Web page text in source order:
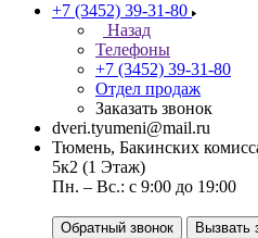
+7 (3452) 39-31-80
Назад
Телефоны
+7 (3452) 39-31-80
Отдел продаж
Заказать звонок
dveri.tyumeni@mail.ru
Тюмень, Бакинских
5к2 (1 Этаж)
Пн. – Вс.: с 9:00 до 19:00
Обратный звонок Вызвать